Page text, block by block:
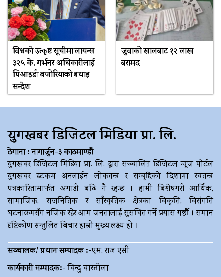
विश्वको उत्कृष्ट सूचीमा लायन्स
३२५ के, गर्भनर अधिकारीलाई
पिआइडी बजोरियाको बधाइ
सन्देश
जुवाको खालबाट १२ लाख
बरामद
युगखबर डिजिटल मिडिया प्रा. लि.
ठेगाना : नागार्जुन-३ काठमाण्डौं
युगखबर डिजिटल मिडिया प्रा. लि. द्धारा सञ्चालित डिजिटल न्यूज पोर्टल
युगखवर डटकम अनलाईन लोकतन्त्र र सम्बृद्दिको दिशामा स्वतन्त्र
पत्रकारितामार्फत अगाडी बढि नै रहन्छ । हामी बिशेषगरी आर्थिक,
सामाजिक, राजनितिक र साँस्कृतिक क्षेत्रका विकृति, विसंगति
घटनाक्रमसँग नजिक रहेर आम जनतालाई सुसचित गर्ने प्रयास गर्छौ । समान
दृष्टिकोण सन्तुलित बिचार हाम्रो मुख्य लक्ष्य हो ।
सञ्चालक/ प्रधान सम्पादक :-एम. राज एसी
कार्यकारी सम्पादक:-विन्दु वास्तोला